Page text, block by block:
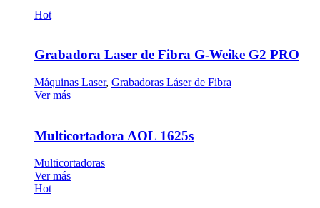
Hot
Grabadora Laser de Fibra G-Weike G2 PRO
Máquinas Laser, Grabadoras Láser de Fibra
Ver más
Multicortadora AOL 1625s
Multicortadoras
Ver más
Hot